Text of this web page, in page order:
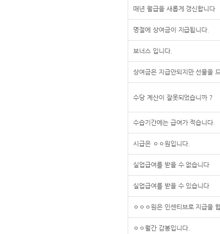
매년 월급을 새롭게 갱신합니다
명절에 상여금이 지급됩니다.
보너스 입니다.
상여금은 지급안되지만 선물을
수당 계산이 잘못되었습니까 ?
수습기간에는 급여가 적습니다.
시급은 ㅇㅇ원입니다.
실업급여를 받을 수 없습니다
실업급여를 받을 수 있습니다
ㅇㅇㅇ원은 인센티브로 지급을
ㅇㅇ월간 감봉입니다.